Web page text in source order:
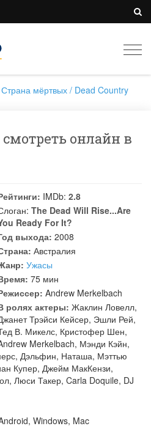
Страна мёртвых / Dead Country
онлайн в
IMDb: 2.8
The Dead Will Rise...Are
Ready For It?
выхода: 2008
Австралия
Ужасы
75 мин
Andrew Merkelbach
ролях актеры: Жаклин Ловелл,
Трэйси Кейсер, Эшли Рей,
В. Микелс, Кристофер Шен,
Merkelbach, Мэнди Кэйн,
, Дэльфин, Наташа, Мэттью
Купер, Джейм МакКензи,
, Люси Такер, Carla Doquile, DJ
Windows, Mac